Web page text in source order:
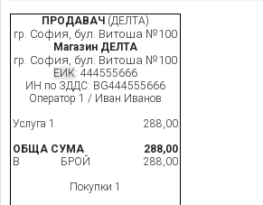
ПРОДАВАЧ (ДЕЛТА)
гр. София, бул. Витоша №100
Магазин ДЕЛТА
гр. София, бул. Витоша №100
ЕИК: 444555666
ИН по ЗДДС: BG444555666
Оператор 1 / Иван Иванов
Услуга 1
288,00
ОБЩА СУМА
288,00
В БРОЙ
288,00
Покупки 1